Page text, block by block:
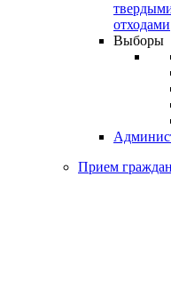
отходами
Выборы
Прием граждан